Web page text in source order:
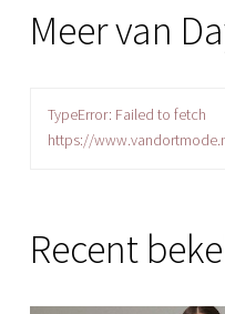
Meer van
TypeError: Failed to fetch
https://
Recent